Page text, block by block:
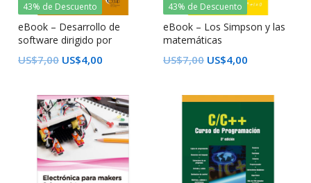
43% de Descuento
eBook – Desarrollo de
software dirigido por
modelos
US$7,00 US$4,00
43% de Descuento
eBook – Los Simpson y las
matemáticas
US$7,00 US$4,00